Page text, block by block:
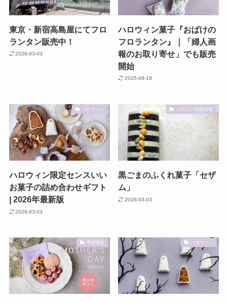
東京・新宿高島屋にてフロ
ランタン販売中！
2026-03-03
ハロウィン菓子『おばけの
フロランタン』｜「婦人画
報のお取り寄せ」でも販売
開始
2025-09-16
ハロウィン
ハロウィン限定センスいい
お菓子の詰め合わせギフト
| 2026年最新版
2026-03-03
メディア掲載情報
黒ごまのふくれ菓子「セザ
ム」
2026-03-03
季節限定 ハロウィン